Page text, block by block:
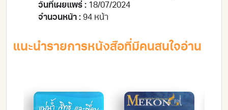
วันที่เผยแพร่ : 18/07/2024
จำนวนหน้า : 94 หน้า
แนะนำรายการหนังสือที่มีคนสนใจอ่าน